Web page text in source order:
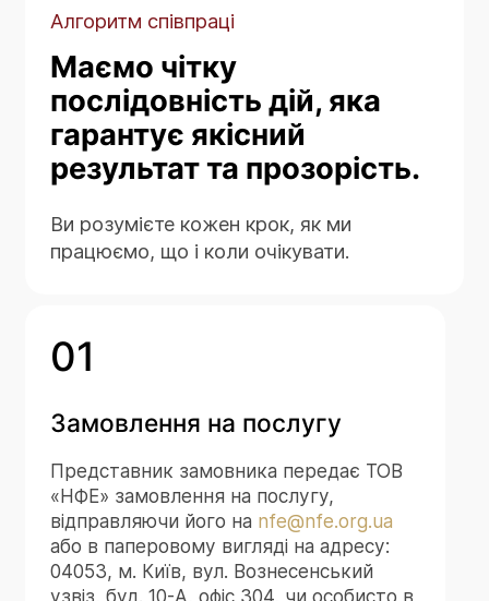
Алгоритм співпраці
Маємо чітку
послідовність дій, яка
гарантує якісний
результат та прозорість.
Ви розумієте кожен крок, як ми
працюємо, що і коли очікувати.
01
Замовлення на послугу
Представник замовника передає ТОВ
«НФЕ» замовлення на послугу,
відправляючи його на nfe@nfe.org.ua
або в паперовому вигляді на адресу:
04053, м. Київ, вул. Вознесенський
узвіз, буд. 10-А, офіс 304, чи особисто в